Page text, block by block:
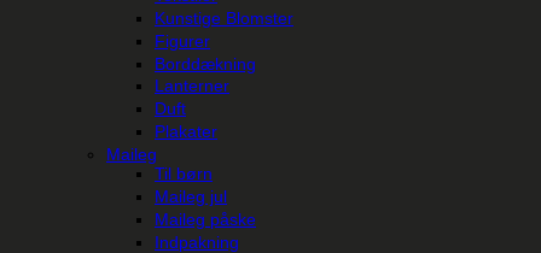
Kunstige Blomster
Figurer
Borddækning
Lanterner
Duft
Plakater
Maileg
Til børn
Maileg jul
Maileg påske
Indpakning